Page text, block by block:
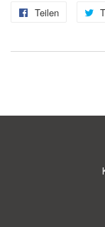
Teilen
teilen